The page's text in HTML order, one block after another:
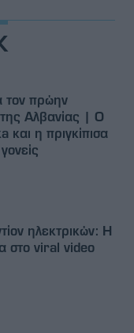
τον πρώην
της Αλβανίας | Ο
και η πριγκίπισα
ηλεκτρικών: Η
στο viral video